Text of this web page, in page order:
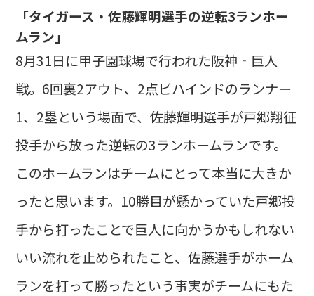
「タイガース・佐藤輝明選手の逆転3ランホー
ムラン」
8月31日に甲子園球場で行われた阪神‐巨人
戦。6回裏2アウト、2点ビハインドのランナー
1、2塁という場面で、佐藤輝明選手が戸郷翔征
投手から放った逆転の3ランホームランです。
このホームランはチームにとって本当に大きか
ったと思います。10勝目が懸かっていた戸郷投
手から打ったことで巨人に向かうかもしれない
いい流れを止められたこと、佐藤選手がホーム
ランを打って勝ったという事実がチームにもた